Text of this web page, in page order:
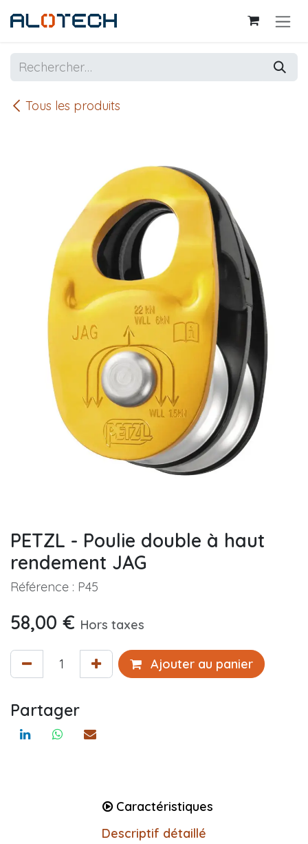
Tous les produits
PETZL - Poulie double à haut
rendement JAG
Référence : P45
58,00 € Hors taxes
Ajouter au panier
Partager
Caractéristiques
Descriptif détaillé